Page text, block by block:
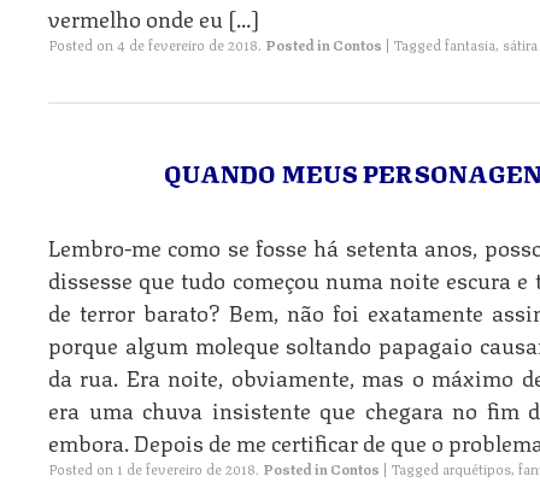
vermelho onde eu […]
Posted on 4 de fevereiro de 2018. Posted in Contos | Tagged fantasia, sátira
QUANDO MEUS
Lembro-me como se fosse há setenta anos,
dissesse que tudo começou numa noite escura
de terror barato? Bem, não foi exatamente
porque algum moleque soltando papagaio
da rua. Era noite, obviamente, mas o máximo
era uma chuva insistente que chegara no fim
embora. Depois de me certificar de que o
Posted on 1 de fevereiro de 2018. Posted inContos | Tagged arquétipos,